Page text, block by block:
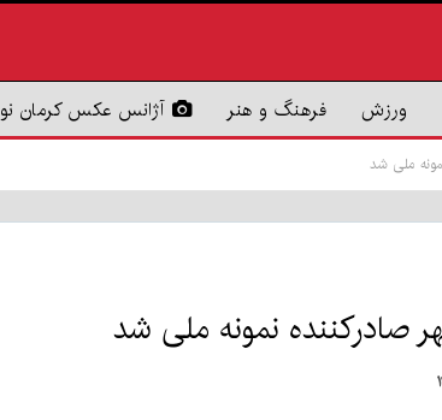
ورزش فرهنگ و هنر آژانس عکس کرمان نو
ملی شد
صادرکننده نمونه ملی شد